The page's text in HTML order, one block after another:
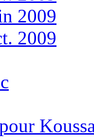
2009
2009